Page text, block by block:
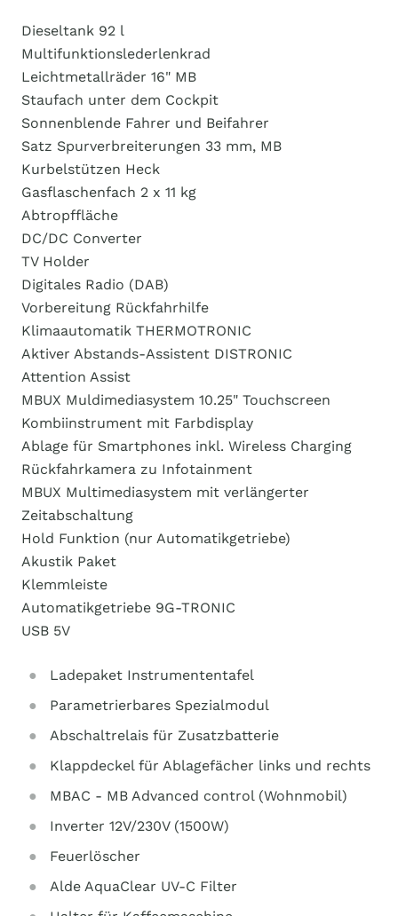
Dieseltank 92 l
Multifunktionslederlenkrad
Leichtmetallräder 16" MB
Staufach unter dem Cockpit
Sonnenblende Fahrer und Beifahrer
Satz Spurverbreiterungen 33 mm, MB
Kurbelstützen Heck
Gasflaschenfach 2 x 11 kg
Abtropffläche
DC/DC Converter
TV Holder
Digitales Radio (DAB)
Vorbereitung Rückfahrhilfe
Klimaautomatik THERMOTRONIC
Aktiver Abstands-Assistent DISTRONIC
Attention Assist
MBUX Muldimediasystem 10.25" Touchscreen
Kombiinstrument mit Farbdisplay
Ablage für Smartphones inkl. Wireless Charging
Rückfahrkamera zu Infotainment
MBUX Multimediasystem mit verlängerter
Zeitabschaltung
Hold Funktion (nur Automatikgetriebe)
Akustik Paket
Klemmleiste
Automatikgetriebe 9G-TRONIC
USB 5V
Ladepaket Instrumententafel
Parametrierbares Spezialmodul
Abschaltrelais für Zusatzbatterie
Klappdeckel für Ablagefächer links und rechts
MBAC - MB Advanced control (Wohnmobil)
Inverter 12V/230V (1500W)
Feuerlöscher
Alde AquaClear UV-C Filter